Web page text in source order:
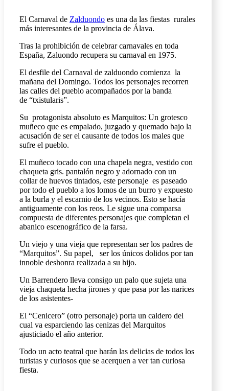
El Carnaval de Zalduondo es una da las fiestas rurales
más interesantes de la provincia de Álava.
Tras la prohibición de celebrar carnavales en toda
España, Zaluondo recupera su carnaval en 1975.
El desfile del Carnaval de zalduondo comienza la
mañana del Domingo. Todos los personajes recorren
las calles del pueblo acompañados por la banda
de “txistularis”.
Su protagonista absoluto es Marquitos: Un grotesco
muñeco que es empalado, juzgado y quemado bajo la
acusación de ser el causante de todos los males que
sufre el pueblo.
El muñeco tocado con una chapela negra, vestido con
chaqueta gris. pantalón negro y adornado con un
collar de huevos tintados, este personaje es paseado
por todo el pueblo a los lomos de un burro y expuesto
a la burla y el escarnio de los vecinos. Esto se hacía
antiguamente con los reos. Le sigue una comparsa
compuesta de diferentes personajes que completan el
abanico escenográfico de la farsa.
Un viejo y una vieja que representan ser los padres de
“Marquitos”. Su papel, ser los únicos dolidos por tan
innoble deshonra realizada a su hijo.
Un Barrendero lleva consigo un palo que sujeta una
vieja chaqueta hecha jirones y que pasa por las narices
de los asistentes-
El “Cenicero” (otro personaje) porta un caldero del
cual va esparciendo las cenizas del Marquitos
ajusticiado el año anterior.
Todo un acto teatral que harán las delicias de todos los
turistas y curiosos que se acerquen a ver tan curiosa
fiesta.